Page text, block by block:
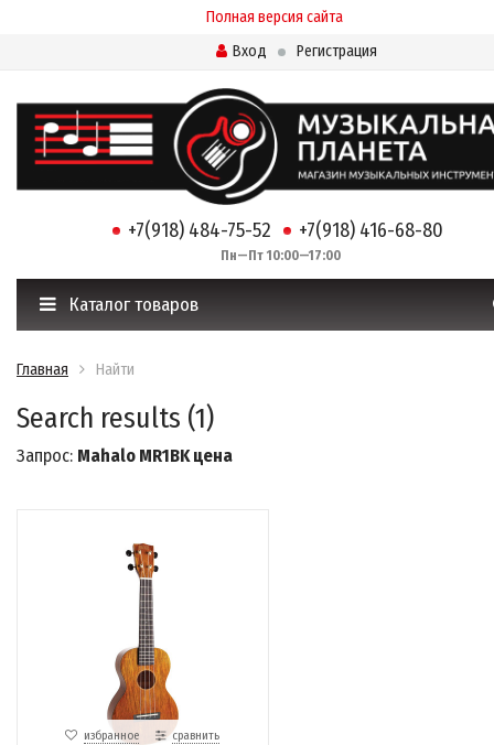
Полная версия сайта
Вход
Регистрация
+7(918) 484-75-52 +7(918) 416-68-80
Пн—Пт 10:00—17:00
Каталог товаров
Главная Найти
Search results (1)
Запрос: Mahalo MR1BK цена
избранное сравнить